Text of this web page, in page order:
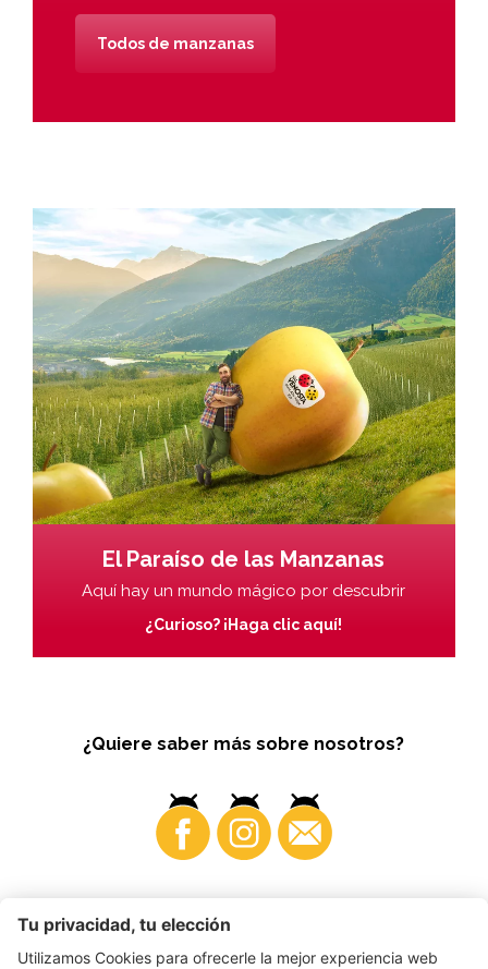
Todos de manzanas
El Paraíso de las Manzanas
Aquí hay un mundo mágico por descubrir
¿Curioso? ¡Haga clic aquí!
¿Quiere saber más sobre nosotros?
Business